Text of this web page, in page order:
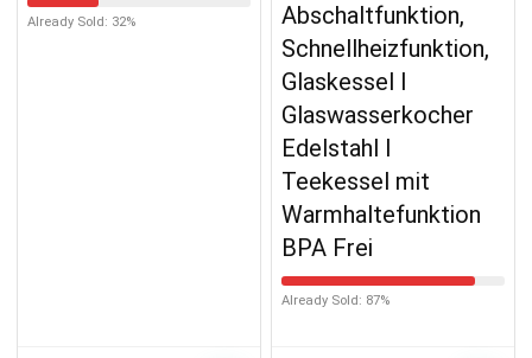
Already Sold: 32%
Abschaltfunktion,
Schnellheizfunktion,
Glaskessel I
Glaswasserkocher
Edelstahl I
Teekessel mit
Warmhaltefunktion
BPA Frei
Already Sold: 87%